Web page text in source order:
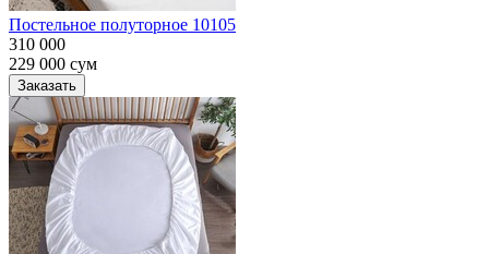
Постельное полуторное 10105
310 000
229 000 сум
Заказать